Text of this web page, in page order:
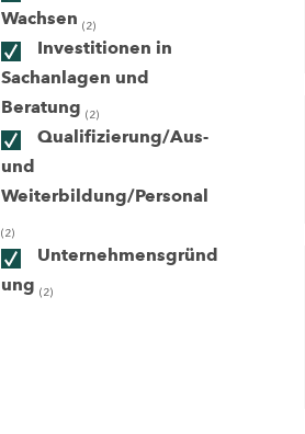
Wachsen (2)
Investitionen in
Sachanlagen und
Beratung (2)
Qualifizierung/Aus-
und
Weiterbildung/Personal
(2)
Unternehmensgründ
ung (2)